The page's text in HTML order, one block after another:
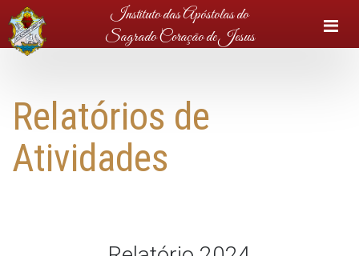
Instituto das Apóstolas do
Sagrado Coração de Jesus
Relatórios de
Atividades